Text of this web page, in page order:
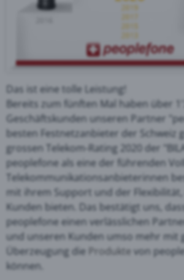
Das ist eine tolle Leistung!
Bereits zum fünften Mal haben über
Geschäftskunden unseren Partner
besten Festnetzanbieter der Schweiz
grossen Telekom-Rating 2020 der
peoplefone als eine der führenden
Telekommunikationsanbieterinnen
mit ihrem Support und der
Kunden bieten. Das bestätigt uns,
peoplefone einen verlässlichen
und unseren Kunden umso mehr mit
Überzeugung die Produkte von
können.